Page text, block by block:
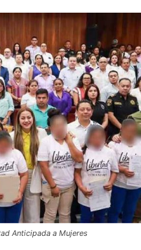
Anticipada a Mujeres